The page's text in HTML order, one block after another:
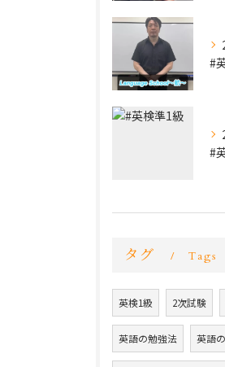
#
#
タグ Tags
英検1級 2次試験
英語の勉強法 英語